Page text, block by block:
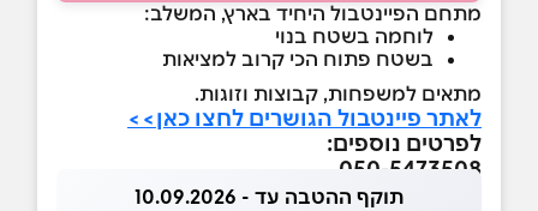
מתחם הפיינטבול היחיד בארץ, המשלב:
לוחמה בשטח בנוי
בשטח פתוח הכי קרוב למציאות
מתאים למשפחות, קבוצות וזוגות.
לאתר פיינטבול הגושרים לחצו כאן>>
לפרטים נוספים:
050-5473508
תוקף ההטבה עד - 10.09.2026